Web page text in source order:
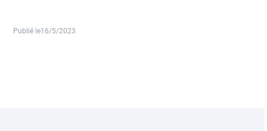
Publié le16/5/2023